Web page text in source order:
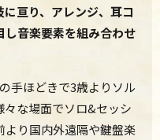
亘り、アレンジ、耳コ
し音楽要素を組み合わせ
手ほどきで3歳よりソル
々な場面でソロ&セッシ
より国内外遠隔や鍵盤楽